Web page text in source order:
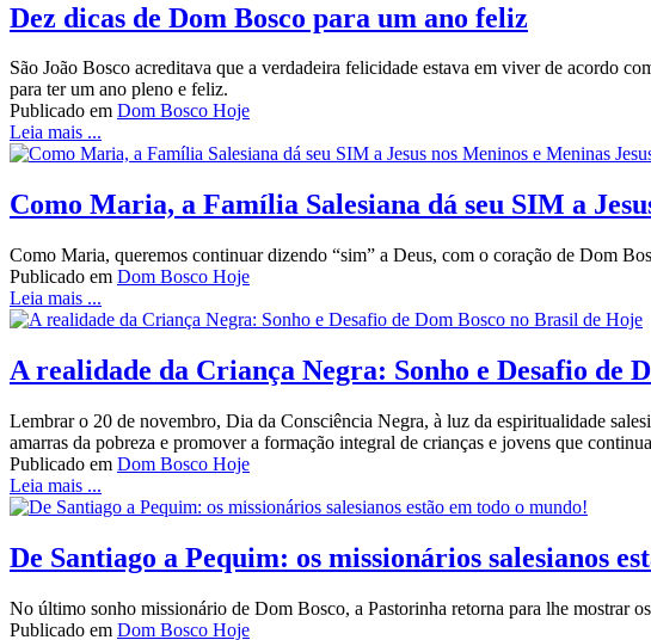
Dez dicas de Dom Bosco para um ano feliz
São João Bosco acreditava que a verdadeira felicidade estava em viver de acordo
para ter um ano pleno e feliz.
Publicado em Dom Bosco Hoje
Leia mais ...
Como Maria, a Família Salesiana dá seu SIM a
Como Maria, queremos continuar dizendo “sim” a Deus, com o coração de Dom
Publicado em Dom Bosco Hoje
Leia mais ...
A realidade da Criança Negra: Sonho e Desafio de
Lembrar o 20 de novembro, Dia da Consciência Negra, à luz da espiritualidade
amarras da pobreza e promover a formação integral de crianças e jovens que
Publicado em Dom Bosco Hoje
Leia mais ...
De Santiago a Pequim: os missionários salesianos
No último sonho missionário de Dom Bosco, a Pastorinha retorna para lhe mostrar
Publicado em Dom Bosco Hoje